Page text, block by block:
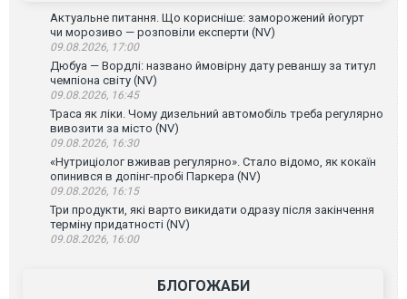
Актуальне питання. Що корисніше: заморожений йогурт
чи морозиво — розповіли експерти (NV)
09.08.2026, 17:00
Дюбуа — Вордлі: названо ймовірну дату реваншу за титул
чемпіона світу (NV)
09.08.2026, 16:45
Траса як ліки. Чому дизельний автомобіль треба регулярно
вивозити за місто (NV)
09.08.2026, 16:30
«Нутриціолог вживав регулярно». Стало відомо, як кокаїн
опинився в допінг-пробі Паркера (NV)
09.08.2026, 16:15
Три продукти, які варто викидати одразу після закінчення
терміну придатності (NV)
09.08.2026, 16:00
БЛОГОЖАБИ